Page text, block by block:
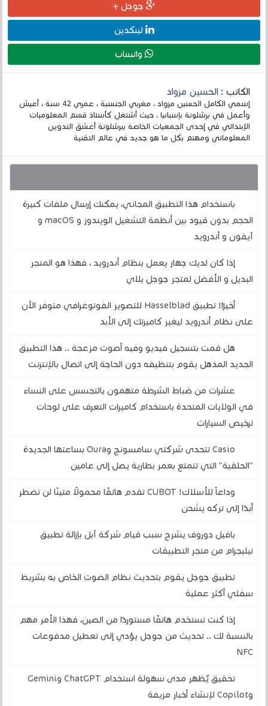
جوجل +
لينكدين
واتساب
الكاتب :الحسين مزواد
إسمي الكامل الحسين مزواد ، مغربي الجنسية ، عمري 42 سنة ، أعيش
وأعمل في برشلونة بإسبانيا ، حيث أشتغل كأستاذ قسم المعلوميات
الإبتدائي في إحدى الجمعيات الخاصة ببرشلونة أعشق التدوين
المعلوماتي ومهتم بكل ما هو جديد في عالم التقنية
باستخدام هذا التطبيق المجاني، يمكنك إرسال ملفات كبيرة
الحجم بدون قيود بين أنظمة التشغيل الويندوز و macOS و
آيفون و أندرويد
إذا كان لديك جهاز يعمل بنظام أندرويد ، فهذا هو المتجر
البديل و الأفضل لمتجر جوجل بلاي
أخيرًا! تطبيق Hasselblad للتصوير الفوتوغرافي متوفر الآن
على نظام أندرويد ليغير كاميرتك إلى الأبد
هل قمت بتسجيل فيديو وفيه أصوت مزعجة .. هذا التطبيق
الجديد المذهل يقوم بتنظيفه دون الحاجة إلى اتصال بالإنترنت
عشرات من ضباط الشرطة متهمون بالتجسس على النساء
في الولايات المتحدة باستخدام كاميرات التعرف على لوحات
ترخيص السيارات
Casio تتحدى شركتي سامسونج وOura بساعتها الجديدة
"الحلقية" التي تتمتع بعمر بطارية يصل إلى عامين
وداعاً للأسلاك! CUBOT تقدم هاتفًا محمولًا متينًا لن تضطر
أبدًا إلى تركه يشحن
بافيل دوروف يشرح سبب قيام شركة آبل بإزالة تطبيق
تيليجرام من متجر التطبيقات
تطبيق جوجل يقوم بتحديث نظام الصوت الخاص به بشريط
سفلي أكثر عملية
إذا كنت تستخدم هاتفًا مستوردًا من الصين، فهذا الأمر مهم
بالنسبة لك .. تحديث من جوجل يؤدي إلى تعطيل مدفوعات
NFC
تحقيق يُظهر مدى سهولة استخدام ChatGPT وGemini
وCopilot لإنشاء أخبار مزيفة